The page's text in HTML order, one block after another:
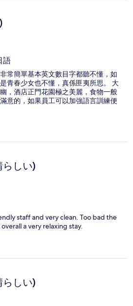
語
常簡單基本英文數目字都聽不懂，如
青春少女也不懂，真係匪夷所思。 大
，酒店正門花園極之美麗，食物一般
意的，如果員工可以加強語言訓練便
らしい)
staff and very clean. Too bad the
a very relaxing stay.
らしい)